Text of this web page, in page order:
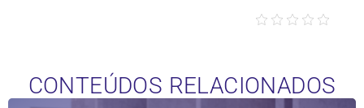
CONTEÚDOS RELACIONADOS